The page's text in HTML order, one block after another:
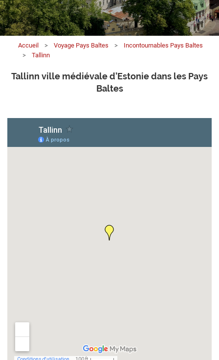
Accueil > Voyage Pays Baltes >
Incontournables Pays Baltes
>
Tallinn
Tallinn ville médiévale d’Estonie dans les Pays
Baltes